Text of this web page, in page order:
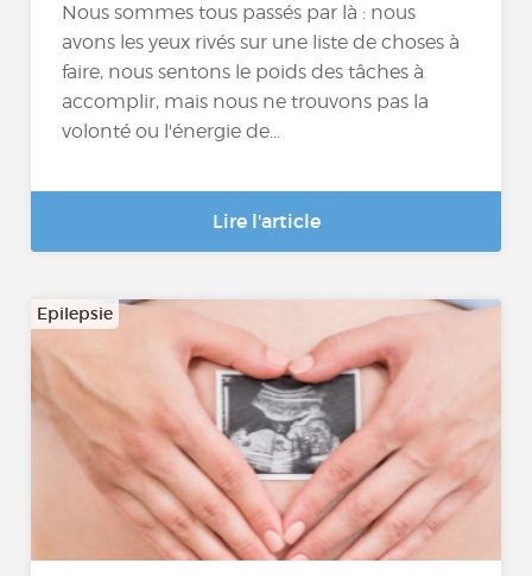
Nous sommes tous passés par là : nous
avons les yeux rivés sur une liste de choses à
faire, nous sentons le poids des tâches à
accomplir, mais nous ne trouvons pas la
volonté ou l'énergie de...
Lire l'article
Epilepsie